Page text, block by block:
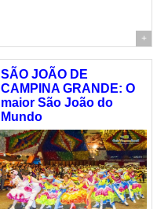
+
SÃO JOÃO DE
CAMPINA GRANDE: O
maior São João do
Mundo